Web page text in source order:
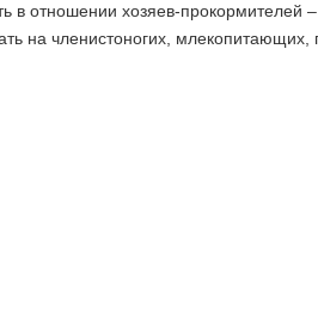
в отношении хозяев-прокормителей
на членистоногих,